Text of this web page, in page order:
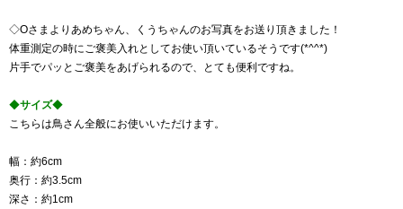
◇Oさまよりあめちゃん、くうちゃんのお写真をお送り頂きました！
体重測定の時にご褒美入れとしてお使い頂いているそうです(*^^*)
片手でパッとご褒美をあげられるので、とても便利ですね。
◆サイズ◆
こちらは鳥さん全般にお使いいただけます。
幅：約6cm
奥行：約3.5cm
深さ：約1cm